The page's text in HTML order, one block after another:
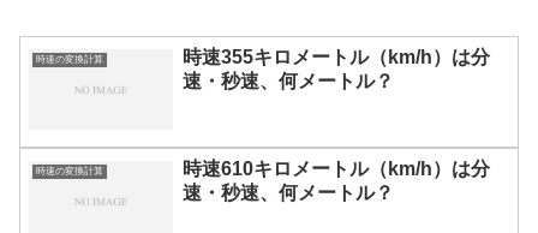
時速の変換計算
時速355キロメートル（km/h）は分
速・秒速、何メートル？
時速の変換計算
時速610キロメートル（km/h）は分
速・秒速、何メートル？